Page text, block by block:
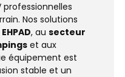
professionnelles
Nos solutions
EHPAD, au secteur
et aux
équipement est
stable et un